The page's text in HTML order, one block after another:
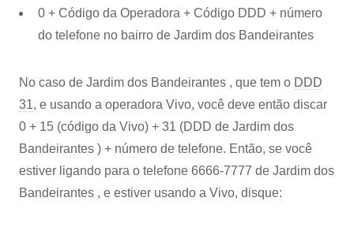
0 + Código da Operadora + Código DDD + número
do telefone no bairro de Jardim dos Bandeirantes
No caso de Jardim dos Bandeirantes , que tem o DDD
31, e usando a operadora Vivo, você deve então discar
0 + 15 (código da Vivo) + 31 (DDD de Jardim dos
Bandeirantes ) + número de telefone. Então, se você
estiver ligando para o telefone 6666-7777 de Jardim dos
Bandeirantes , e estiver usando a Vivo, disque: